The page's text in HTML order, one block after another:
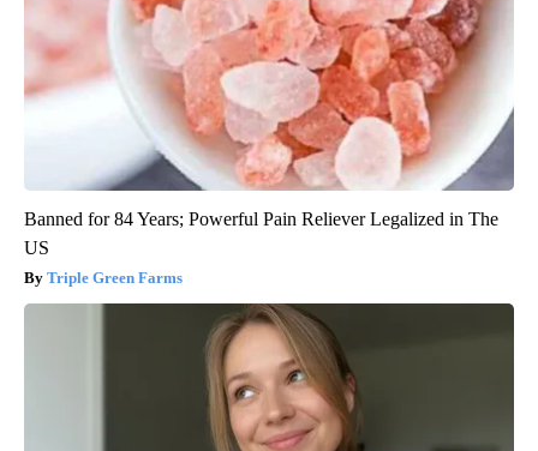
Banned for 84 Years; Powerful Pain Reliever Legalized in The
US
Triple Green Farms